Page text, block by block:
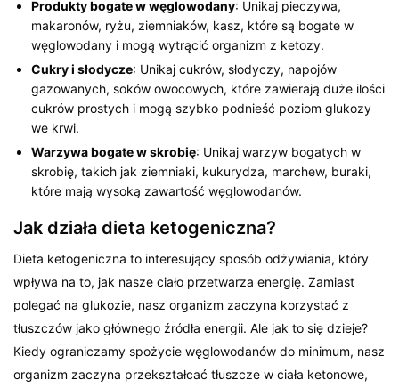
Produkty bogate w węglowodany: Unikaj pieczywa,
makaronów, ryżu, ziemniaków, kasz, które są bogate w
węglowodany i mogą wytrącić organizm z ketozy.
Cukry i słodycze: Unikaj cukrów, słodyczy, napojów
gazowanych, soków owocowych, które zawierają duże ilości
cukrów prostych i mogą szybko podnieść poziom glukozy
we krwi.
Warzywa bogate w skrobię: Unikaj warzyw bogatych w
skrobię, takich jak ziemniaki, kukurydza, marchew, buraki,
które mają wysoką zawartość węglowodanów.
Jak działa dieta ketogeniczna?
Dieta ketogeniczna to interesujący sposób odżywiania, który
wpływa na to, jak nasze ciało przetwarza energię. Zamiast
polegać na glukozie, nasz organizm zaczyna korzystać z
tłuszczów jako głównego źródła energii. Ale jak to się dzieje?
Kiedy ograniczamy spożycie węglowodanów do minimum, nasz
organizm zaczyna przekształcać tłuszcze w ciała ketonowe,